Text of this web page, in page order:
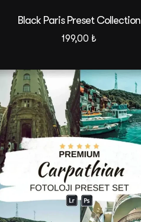
Black Paris Preset Collection
199,00 ₺
Satış